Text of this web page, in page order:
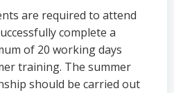
are required to attend
complete a
of 20 working days
training. The summer
should be carried out